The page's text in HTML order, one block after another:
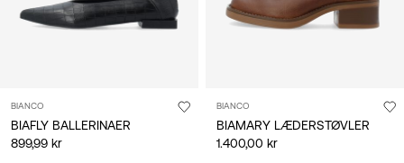
BIANCO
BIAFLY BALLERINAER
899,99 kr
BIANCO
BIAMARY LÆDERSTØVLER
1.400,00 kr